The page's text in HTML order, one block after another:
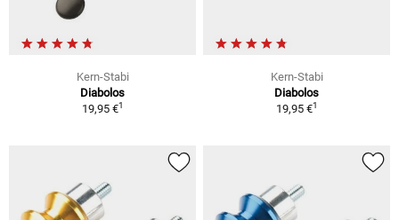
Kern-Stabi
Diabolos
19,95 €1
Kern-Stabi
Diabolos
19,95 €1